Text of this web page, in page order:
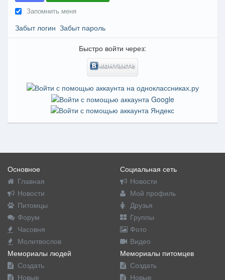
Запомнить меня
Забыт логин Забыт пароль
Быстро войти через:
Основное
Главная
Новости
Питомцы
Форум
Часовня
Молитвослов
Социальная сеть
Новости
Мой профиль
Друзья
Группы
Фото
Видео
Мемориалы людей
Создать
Новые
Мемориалы питомцев
Создать
Новые